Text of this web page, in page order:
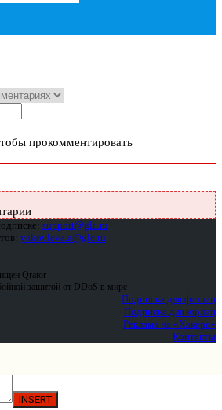
прокомментировать
support@glc.ru
yakovleva.a@glc.ru
Qrator —
защитой от DDoS в мире
Подписка для физлиц
Подписка для юрлиц
Реклама на «Хакере»
Контакты
INSERT